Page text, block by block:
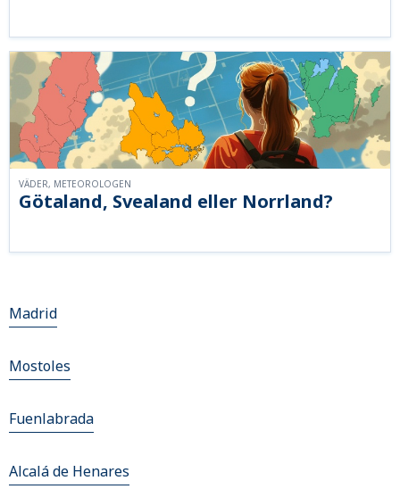
Götaland, Svealand eller Norrland?
VÄDER, METEOROLOGEN
Madrid
Mostoles
Fuenlabrada
Alcalá de Henares